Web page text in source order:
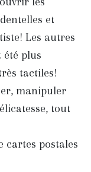
et
Les autres
été plus
tactiles!
manipuler
tout
cartes postales